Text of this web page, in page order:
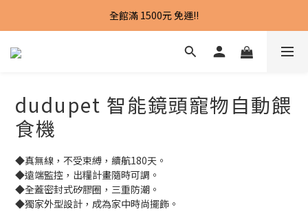
試營運期間，新會員即可獲得100元購物金
全館滿 1500元 免運!!
試營運期間，新會員即可獲得100元購物金
dudupet 智能鏡頭寵物自動餵
食機
◆真無線，不受束縛，續航180天。
◆遠端監控，出糧計畫隨時可調。
◆全蓋密封式矽膠圈，三重防潮。
◆獨家外型設計，成為家中時尚擺飾。